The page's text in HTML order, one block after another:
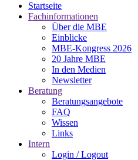
Startseite
Fachinformationen
Über die MBE
Einblicke
MBE-Kongress 2026
20 Jahre MBE
In den Medien
Newsletter
Beratung
Beratungsangebote
FAQ
Wissen
Links
Intern
Login / Logout